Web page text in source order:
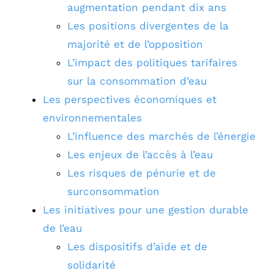
augmentation pendant dix ans
Les positions divergentes de la
majorité et de l’opposition
L’impact des politiques tarifaires
sur la consommation d’eau
Les perspectives économiques et
environnementales
L’influence des marchés de l’énergie
Les enjeux de l’accès à l’eau
Les risques de pénurie et de
surconsommation
Les initiatives pour une gestion durable
de l’eau
Les dispositifs d’aide et de
solidarité